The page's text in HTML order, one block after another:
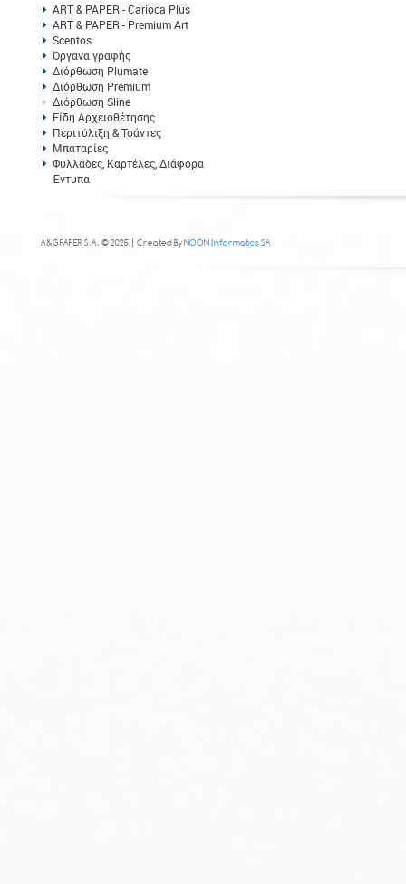
ART & PAPER - Carioca Plus
ART & PAPER - Premium Art
Scentos
Όργανα γραφής
Διόρθωση Plumate
Διόρθωση Premium
Διόρθωση Sline
Είδη Αρχειοθέτησης
Περιτύλιξη & Τσάντες
Μπαταρίες
Φυλλάδες, Καρτέλες, Διάφορα
Έντυπα
A&G PAPER S.A. © 2025 | Created ByNOON Informatics SA